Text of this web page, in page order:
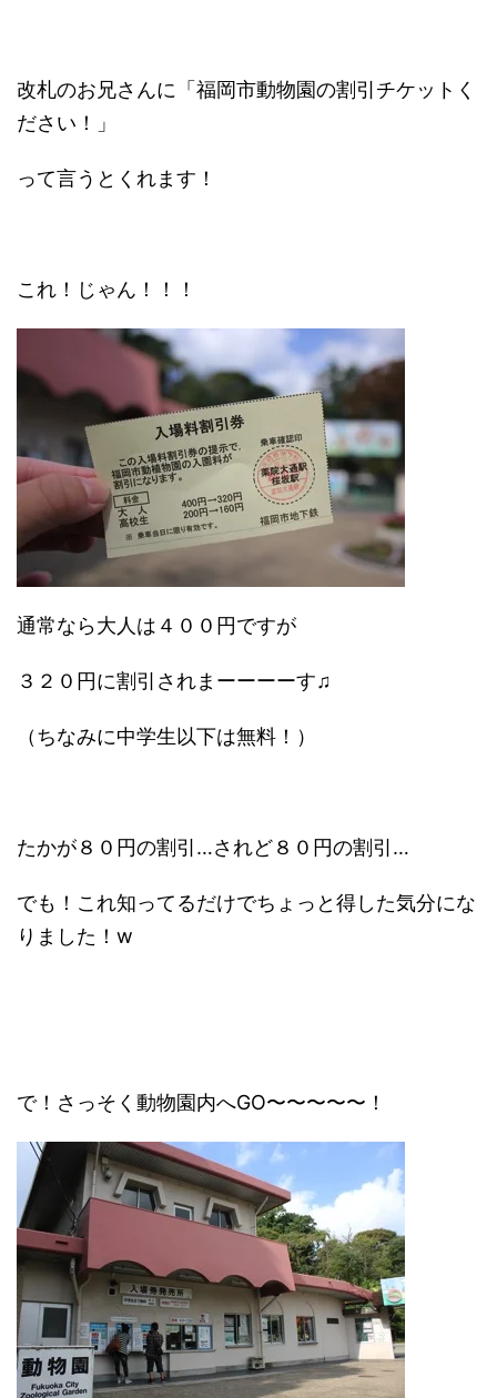
改札のお兄さんに「福岡市動物園の割引チケットく
ださい！」
って言うとくれます！
これ！じゃん！！！
通常なら大人は４００円ですが
３２０円に割引されまーーーーす♫
（ちなみに中学生以下は無料！）
たかが８０円の割引…されど８０円の割引…
でも！これ知ってるだけでちょっと得した気分にな
りました！w
で！さっそく動物園内へGO〜〜〜〜〜！